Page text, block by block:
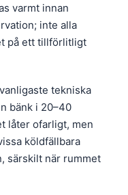
varmt innan
inte alla
på ett tillförlitligt
tekniska
bänk i 20–40
låter ofarligt, men
köldfällbara
särskilt när rummet